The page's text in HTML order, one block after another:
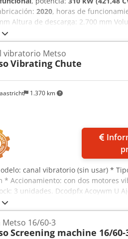
2020, horas de
Altura de descarga: 2.700 mm
x 3.000 x 3.400 mm (largo x ancho x
Sistema de pesaje: Pfreundt
de descarga: 800 mm Tamaño
Nordberg HP200e
1.370 km
vibratorio Metso
Vibrating Chute
canal vibratorio (sin usar) *
Accionamiento: con dos motores
3 unidades. Dcodpfx Acoywm U
Metso 16/60-3
Screening machine 16/60-